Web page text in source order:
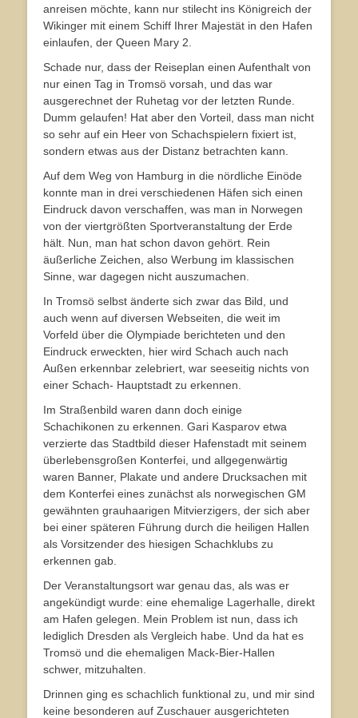
anreisen möchte, kann nur stilecht ins Königreich der
Wikinger mit einem Schiff Ihrer Majestät in den Hafen
einlaufen, der Queen Mary 2.
Schade nur, dass der Reiseplan einen Aufenthalt von
nur einen Tag in Tromsö vorsah, und das war
ausgerechnet der Ruhetag vor der letzten Runde.
Dumm gelaufen! Hat aber den Vorteil, dass man nicht
so sehr auf ein Heer von Schachspielern fixiert ist,
sondern etwas aus der Distanz betrachten kann.
Auf dem Weg von Hamburg in die nördliche Einöde
konnte man in drei verschiedenen Häfen sich einen
Eindruck davon verschaffen, was man in Norwegen
von der viertgrößten Sportveranstaltung der Erde
hält. Nun, man hat schon davon gehört. Rein
äußerliche Zeichen, also Werbung im klassischen
Sinne, war dagegen nicht auszumachen.
In Tromsö selbst änderte sich zwar das Bild, und
auch wenn auf diversen Webseiten, die weit im
Vorfeld über die Olympiade berichteten und den
Eindruck erweckten, hier wird Schach auch nach
Außen erkennbar zelebriert, war seeseitig nichts von
einer Schach- Hauptstadt zu erkennen.
Im Straßenbild waren dann doch einige
Schachikonen zu erkennen. Gari Kasparov etwa
verzierte das Stadtbild dieser Hafenstadt mit seinem
überlebensgroßen Konterfei, und allgegenwärtig
waren Banner, Plakate und andere Drucksachen mit
dem Konterfei eines zunächst als norwegischen GM
gewähnten grauhaarigen Mitvierzigers, der sich aber
bei einer späteren Führung durch die heiligen Hallen
als Vorsitzender des hiesigen Schachklubs zu
erkennen gab.
Der Veranstaltungsort war genau das, als was er
angekündigt wurde: eine ehemalige Lagerhalle, direkt
am Hafen gelegen. Mein Problem ist nun, dass ich
lediglich Dresden als Vergleich habe. Und da hat es
Tromsö und die ehemaligen Mack-Bier-Hallen
schwer, mitzuhalten.
Drinnen ging es schachlich funktional zu, und mir sind
keine besonderen auf Zuschauer ausgerichteten